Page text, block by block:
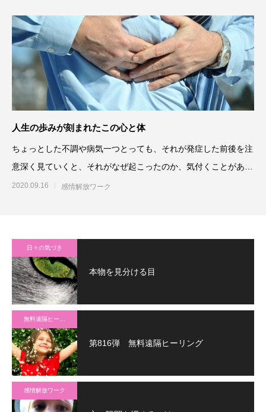
人生の歩みが刻まれたこの心と体
ちょっとした不調や病気一つとっても、それが発症した前後を注
意深く見ていくと、それがなぜ起こったのか、気付くことがある
でしょう。心身の症状も、
2020.09.16 感情解放ワーク
日々の気づき
本物を見分ける目
第816弾 無料遠隔ヒーリング
感情解放ワーク